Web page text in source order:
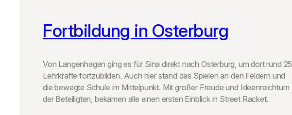
Fortbildung in Osterburg
Von Langenhagen ging es für Sina direkt nach Osterburg, um dort rund 25
Lehrkräfte fortzubilden. Auch hier stand das Spielen an den Feldern und
die bewegte Schule im Mittelpunkt. Mit großer Freude und Ideenreichtum
der Beteiligten, bekamen alle einen ersten Einblick in Street Racket.